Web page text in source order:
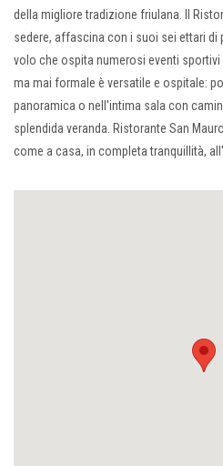
della migliore tradizione friulana. Il
sedere, affascina con i suoi sei ettari di
volo che ospita numerosi eventi
ma mai formale è versatile e ospitale:
panoramica o nell'intima sala con
splendida veranda. Ristorante San
come a casa, in completa tranquillità,